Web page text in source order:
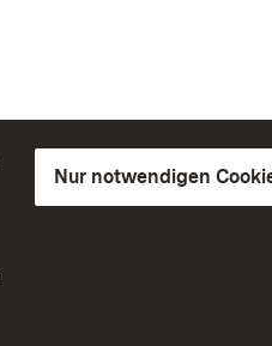
Nur notwendigen